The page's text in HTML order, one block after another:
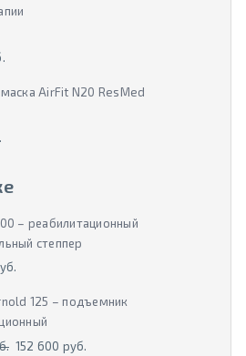
AirFit N20 ResMed
– реабилитационный
степпер
125 – подъемник
152 600 руб.